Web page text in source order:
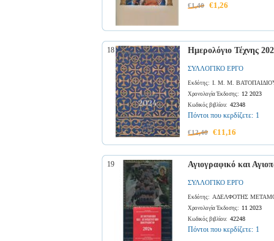
€1,40 €1,26
18 Ημερολόγιο Τέχνης
ΣΥΛΛΟΓΙΚΟ ΕΡΓΟ
Εκδότης: Ι. Μ. Μ.
Χρονολογία Έκδοσης: 12 2023
Κωδικός βιβλίου: 42348
Πόντοι που κερδίζετε: 1
€12,40 €11,16
19 Αγιογραφικό και
ΣΥΛΛΟΓΙΚΟ ΕΡΓΟ
Εκδότης: ΑΔΕΛΦΟΤΗΣ
Χρονολογία Έκδοσης: 11 2023
Κωδικός βιβλίου: 42248
Πόντοι που κερδίζετε: 1